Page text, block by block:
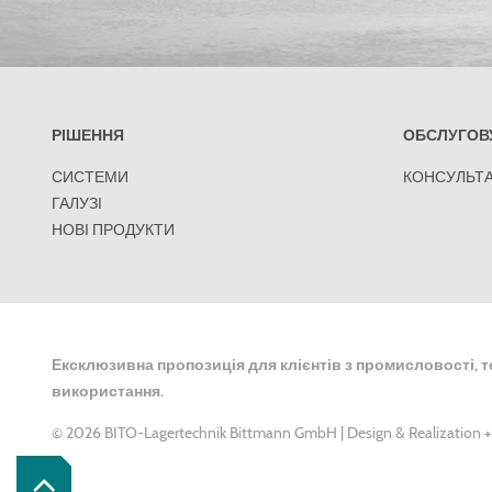
РІШЕННЯ
СИСТЕМИ
ГАЛУЗІ
НОВІ ПРОДУКТИ
Ексклюзивна пропозиція для клієнтів з промисловості,
використання.
© 2026 BITO-Lagertechnik Bittmann GmbH | Design & Realization